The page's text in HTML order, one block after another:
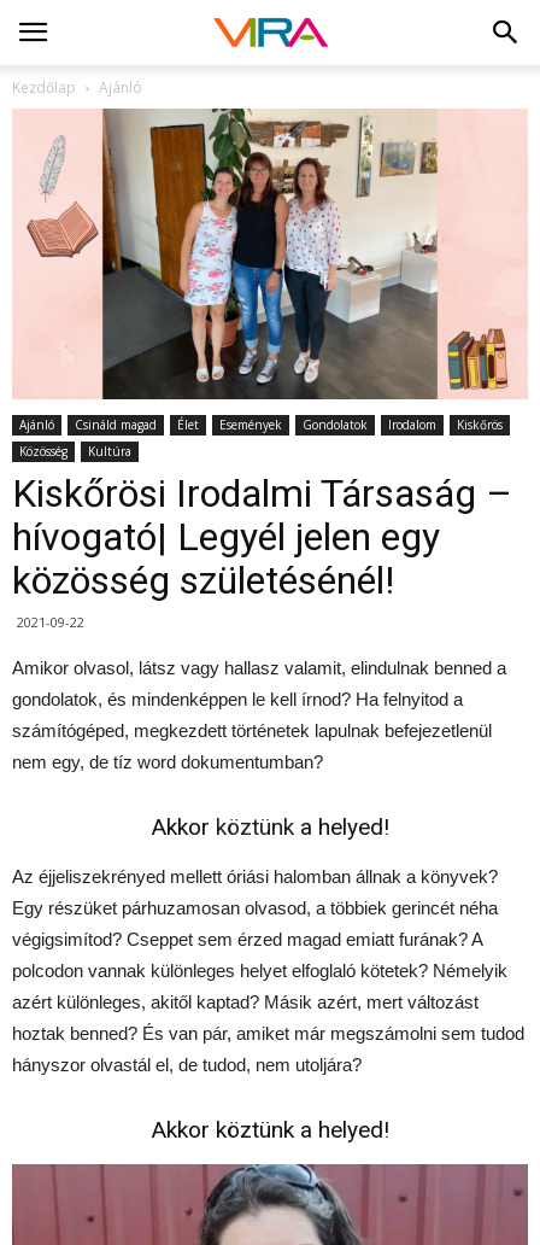
Kezdőlap Ajánló
Ajánló Csináld magad Élet Események Gondolatok Irodalom
Kiskőrös
Közösség
Kultúra
Kiskőrösi Irodalmi Társaság –
hívogató| Legyél jelen egy
közösség születésénél!
2021-09-22
Amikor olvasol, látsz vagy hallasz valamit, elindulnak benned a
gondolatok, és mindenképpen le kell írnod? Ha felnyitod a
számítógéped, megkezdett történetek lapulnak befejezetlenül
nem egy, de tíz word dokumentumban?
Akkor köztünka helyed!
Az éjjeliszekrényed mellett óriási halomban állnak a könyvek?
Egy részüket párhuzamosan olvasod, a többiek gerincét néha
végigsimítod? Cseppet sem érzed magad emiatt furának? A
polcodon vannak különleges helyet elfoglaló kötetek? Némelyik
azért különleges, akitől kaptad? Másik azért, mert változást
hoztak benned? És van pár, amiket már megszámolni sem tudod
hányszor olvastál el, de tudod, nem utoljára?
Akkor köztünk a helyed!